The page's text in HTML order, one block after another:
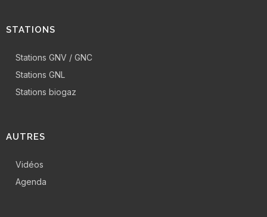
STATIONS
Stations GNV / GNC
Stations GNL
Stations biogaz
AUTRES
Vidéos
Agenda